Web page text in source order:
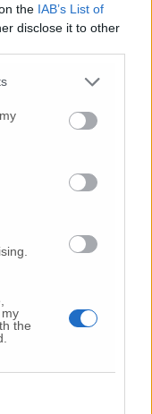
the IAB’s List of
disclose it to other
the
ritorno in
di
ai
per le
spiega che «al
le primarie
lungo post